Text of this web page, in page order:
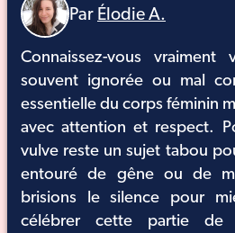
Par Élodie A.
Connaissez-vous
souvent ignorée ou mal
essentielle du corps féminin
avec attention et respect.
vulve reste un sujet tabou
entouré de gêne ou de
brisions le silence pour
célébrer cette partie de